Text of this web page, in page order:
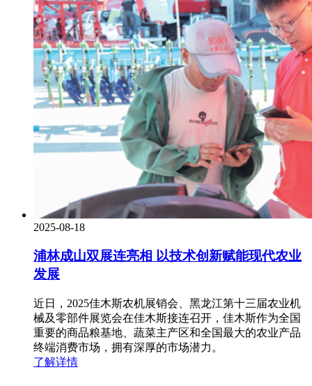
2025-08-18
浦林成山双展连亮相 以技术创新赋能现代农业
发展
近日，2025佳木斯农机展销会、黑龙江第十三届农业机
械及零部件展览会在佳木斯接连召开，佳木斯作为全国
重要的商品粮基地、蔬菜主产区和全国最大的农业产品
终端消费市场，拥有深厚的市场潜力。
了解详情